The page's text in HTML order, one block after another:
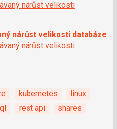
nárůst velikosti
nárůst velikosti databáze
nárůst velikosti
kubernetes
linux
rest api
shares